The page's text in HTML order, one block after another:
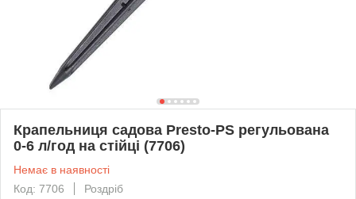
Крапельниця садова Presto-PS регульована
0-6 л/год на стійці (7706)
Немає в наявності
Код: 7706
Роздріб